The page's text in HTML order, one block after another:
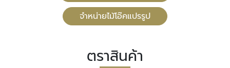
จำหน่ายไม้โอ๊คแปรรูป
ตราสินค้า